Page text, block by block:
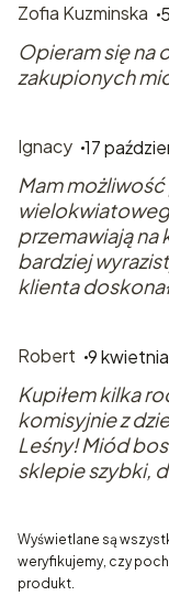
Zofia Kuzminska
Opieram się na
zakupionych
Ignacy 17
Mam
przemawiają na
bardziej
klienta
Robert 9
Kupiłem kilka
komisyjnie z
Leśny! Miód
sklepie szybki,
Wyświetlane są
weryfikujemy, czy
produkt.